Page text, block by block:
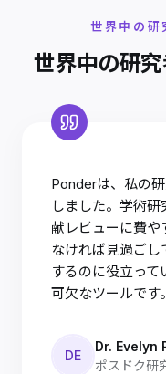
世界中の研
世界中の研
Ponderは、私の
しました。学術
献レビューに費や
なければ見過ご
するのに役立って
可欠なツールです。
DE
Dr. Evelyn
ポスドク研